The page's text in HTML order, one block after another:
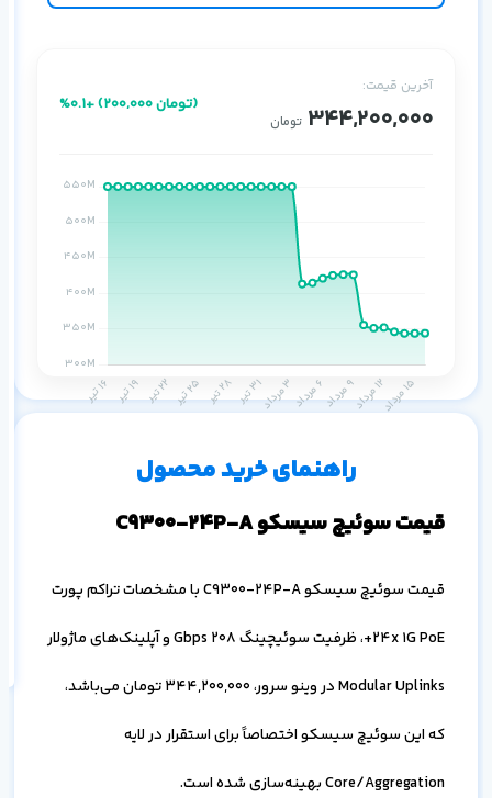
آخرین قیمت:
344,200,000 تومان
%0.1+ (200,000 تومان)
راهنمای خرید محصول
قیمت سوئیچ سیسکو C9300-24P-A
قیمت سوئیچ سیسکو C9300-24P-A با مشخصات تراکم پورت
24x 1G PoE+، ظرفیت سوئیچینگ 208 Gbps و آپلینک‌های ماژولار
Modular Uplinks در وینو سرور،
344,200,000تومان می‌باشد،
که این سوئیچ سیسکو اختصاصاً برای استقرار در لایه
Core/Aggregation بهینه‌سازی شده است.